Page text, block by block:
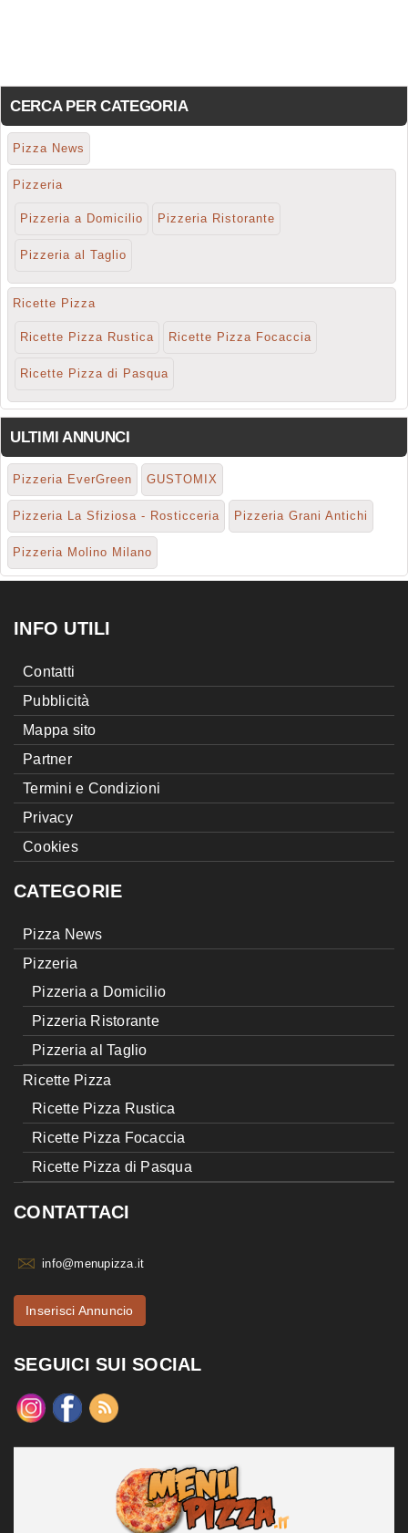
CERCA PER CATEGORIA
Pizza News
Pizzeria
Pizzeria a Domicilio Pizzeria Ristorante
Pizzeria al Taglio
Ricette Pizza
Ricette Pizza Rustica Ricette Pizza Focaccia
Ricette Pizza di Pasqua
ULTIMI ANNUNCI
Pizzeria EverGreen GUSTOMIX
Pizzeria La Sfiziosa - Rosticceria Pizzeria Grani Antichi
Pizzeria Molino Milano
INFO UTILI
Contatti
Pubblicità
Mappa sito
Partner
Termini e Condizioni
Privacy
Cookies
CATEGORIE
Pizza News
Pizzeria
Pizzeria a Domicilio
Pizzeria Ristorante
Pizzeria al Taglio
Ricette Pizza
Ricette Pizza Rustica
Ricette Pizza Focaccia
Ricette Pizza di Pasqua
CONTATTACI
info@menupizza.it
Inserisci Annuncio
SEGUICI SUI SOCIAL